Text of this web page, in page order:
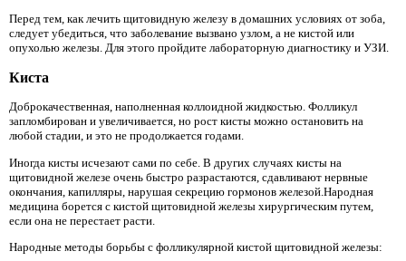
Перед тем, как лечить щитовидную железу в домашних условиях от зоба,
следует убедиться, что заболевание вызвано узлом, а не кистой или
опухолью железы. Для этого пройдите лабораторную диагностику и УЗИ.
Киста
Доброкачественная, наполненная коллоидной жидкостью. Фолликул
запломбирован и увеличивается, но рост кисты можно остановить на
любой стадии, и это не продолжается годами.
Иногда кисты исчезают сами по себе. В других случаях кисты на
щитовидной железе очень быстро разрастаются, сдавливают нервные
окончания, капилляры, нарушая секрецию гормонов железой.Народная
медицина борется с кистой щитовидной железы хирургическим путем,
если она не перестает расти.
Народные методы борьбы с фолликулярной кистой щитовидной железы: